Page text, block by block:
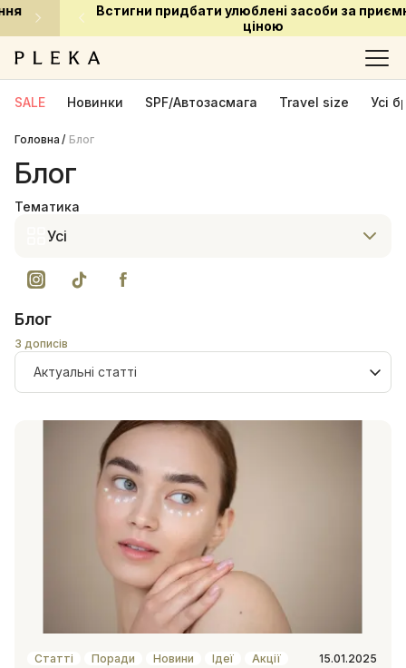
Встигни придбати улюблені засоби за приємною
SALE Новинки SPF/Автозасмага Travel size Усі
Головна Блог
Блог
Тематика
Усі
Блог
3 дописів
Актуальні статті
Статті Поради Новини Ідеї Акції 15.01.2025